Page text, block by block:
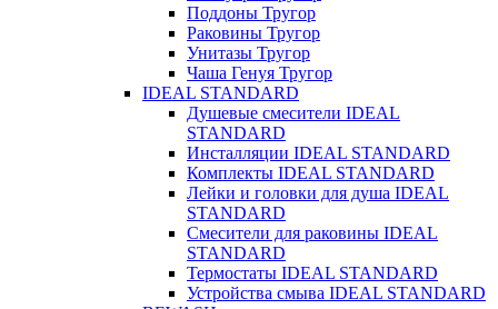
Поддоны Тругор
Раковины Тругор
Унитазы Тругор
Чаша Генуя Тругор
IDEAL STANDARD
Душевые смесители IDEAL
STANDARD
Инсталляции IDEAL STANDARD
Комплекты IDEAL STANDARD
Лейки и головки для душа IDEAL
STANDARD
Смесители для раковины IDEAL
STANDARD
Термостаты IDEAL STANDARD
Устройства смыва IDEAL STANDARD